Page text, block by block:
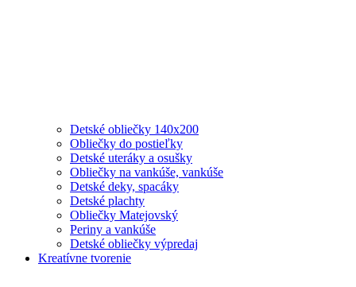
Detské obliečky 140x200
Obliečky do postieľky
Detské uteráky a osušky
Obliečky na vankúše, vankúše
Detské deky, spacáky
Detské plachty
Obliečky Matejovský
Periny a vankúše
Detské obliečky výpredaj
Kreatívne tvorenie